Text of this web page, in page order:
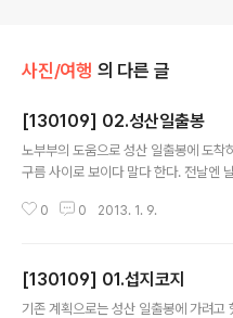
사진/여행 의 다른 글
[130109] 02.성산일출봉
노부부의 도움으로 성산 일출봉에 도착
구름 사이로 보이다 말다 한다. 전날엔
을 최소화하기 위해 던킨에서 도넛 등 먹
라가다시피 했는데... 나이드신 중국 관
면서 다들 한소리씩 하신다. -.-
0 0 2013. 1. 9.
[130109] 01.섭지코지
기존 계획으로는 성산 일출봉에 가려고